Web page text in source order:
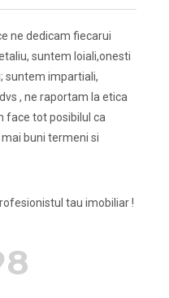
ne dedicam fiecarui
suntem loiali,onesti
suntem impartiali,
, ne raportam la etica
face tot posibilul ca
buni termeni si
tau imobiliar !